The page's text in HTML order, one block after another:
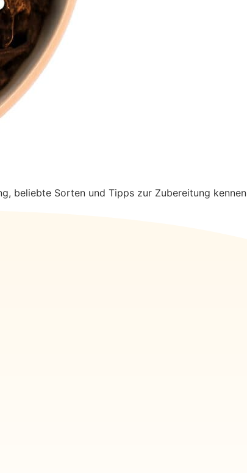
beliebte Sorten und Tipps zur Zubereitung kennen